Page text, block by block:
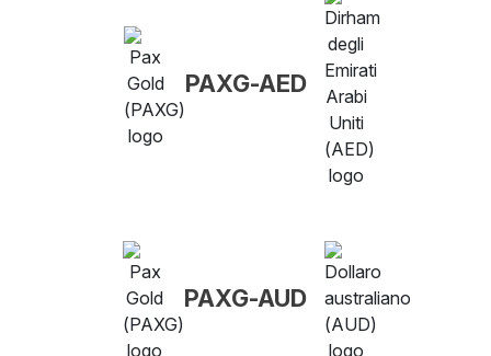
PAXG-AED
PAXG-AUD